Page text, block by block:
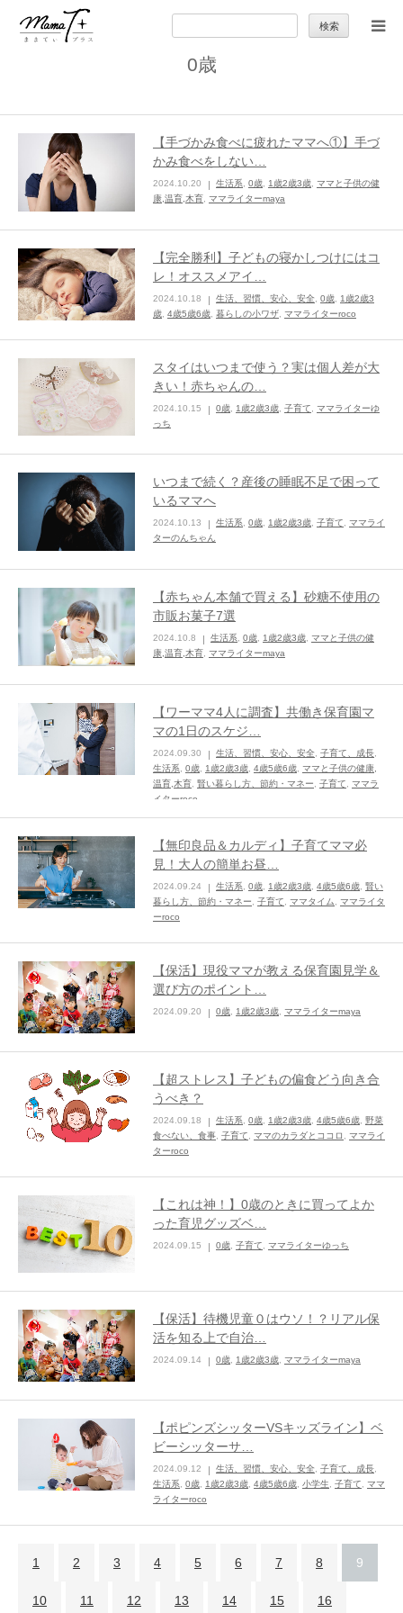
索:
0歳
【手づかみ食べに疲れたママへ①】手づ
かみ食べをしない…
2024.10.20 生活系 0歳 1歳2歳3歳 ママと子供の健
康,温育,木育 ママライターmaya
【完全勝利】子どもの寝かしつけにはコ
レ！オススメアイ…
2024.10.18 生活、習慣、安心、安全 0歳
1歳2歳3
歳 4歳5歳6歳 暮らしの小ワザ ママライターroco
スタイはいつまで使う？実は個人差が大
きい！赤ちゃんの…
2024.10.15 0歳 1歳2歳3歳 子育て
ママライターゆ
っち
いつまで続く？産後の睡眠不足で困って
いるママへ
2024.10.13 生活系, 0歳, 1歳2歳3歳, 子育て, ママライ
ターのんちゃん
【赤ちゃん本舗で買える】砂糖不使用の
市販お菓子7選
2024.10.8 生活系 0歳 1歳2歳3歳 ママと子供の健
康,温育,木育 ママライターmaya
【ワーママ4人に調査】共働き保育園マ
マの1日のスケジ…
2024.09.30 生活、習慣、安心、安全 子育て、成長
生活系
0歳 1歳2歳3歳 4歳5歳6歳 ママと子供の健康,
温育,木育 賢い暮らし方、節約・マネー 子育て
ママラ
イターroco
【無印良品＆カルディ】子育てママ必
見！大人の簡単お昼…
2024.09.24 生活系 0歳 1歳2歳3歳 4歳5歳6歳 賢い
暮らし方、節約・マネー
子育て ママタイム
ママライタ
ーroco
【保活】現役ママが教える保育園見学＆
選び方のポイント…
2024.09.20 0歳 1歳2歳3歳 ママライターmaya
【超ストレス】子どもの偏食どう向き合
うべき？
2024.09.18 生活系 0歳 1歳2歳3歳 4歳5歳6歳 野菜
食べない、食事 子育て ママのカラダとココロ
ママライ
ターroco
【これは神！】0歳のときに買ってよか
った育児グッズベ…
2024.09.15 0歳 子育て ママライターゆっち
【保活】待機児童０はウソ！？リアル保
活を知る上で自治…
2024.09.14 0歳, 1歳2歳3歳, ママライターmaya
【ポピンズシッターVSキッズライン】ベ
ビーシッターサ…
2024.09.12 生活、習慣、安心、安全, 子育て、成長,
生活系, 0歳, 1歳2歳3歳, 4歳5歳6歳, 小学生, 子育て, ママ
ライターroco
1 2 3 4 5 6 7 8 9
10 11 12 13 14 15 16
セカンドキャリア
暮らしの小ワザ
子育て
特集
ままてぃ編集部